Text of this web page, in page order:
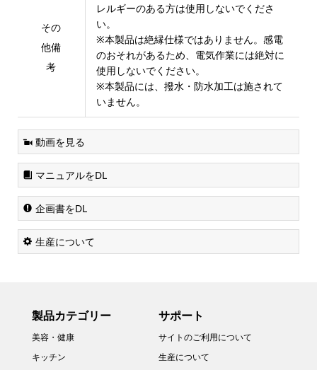
その
他備
考
レルギーのある方は使用しないでくださ
い。
※本製品は絶縁仕様ではありません。感電
のおそれがあるため、電気作業には絶対に
使用しないでください。
※本製品には、撥水・防水加工は施されて
いません。
動画を見る
マニュアルをDL
企画書をDL
生産について
製品カテゴリー
美容・健康
キッチン
サポート
サイトのご利用について
生産について